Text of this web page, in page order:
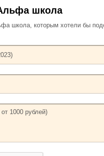
школа
школа, которым хотели бы